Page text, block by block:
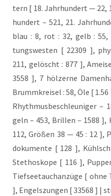
tern [ 18. Jahr­hun­dert — 22,
hun­dert – 521, 21.
blau : 8, rot : 32, gelb :
tungs­wes­ten [ 22309 ],
211, gelöscht : 877 ],
3558 ], 7 höl­zer­ne
Brumm­krei­sel : 58, Öle [
Rhyth­mus­be­schleu­ni­ger –
geln – 453, Bril­len – 1588 ],
112, Grö­ßen 38 — 45 : 12 ],
do­ku­men­te [ 128 ],
Ste­tho­sko­pe [ 116 ],
Tief­see­tauch­an­zü­ge [ ohne
], Engels­zun­gen [ 33568 ] |